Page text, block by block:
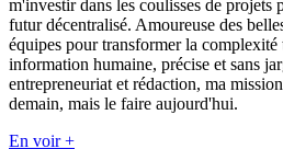
m'investir dans les coulisses de projets
futur décentralisé. Amoureuse des
équipes pour transformer la complexité
information humaine, précise et sans
entrepreneuriat et rédaction, ma
demain, mais le faire aujourd'hui.
En voir +